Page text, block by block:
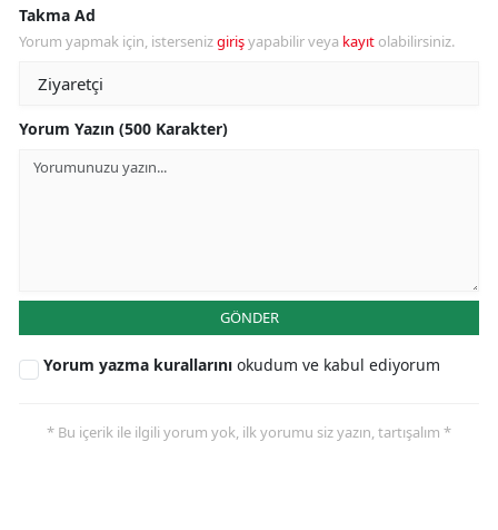
Takma Ad
Yorum yapmak için, istersenizgirişyapabilir veya kayıt olabilirsiniz.
Yorum Yazın (500 Karakter)
GÖNDER
Yorum yazma kurallarını okudum ve kabul ediyorum
* Bu içerik ile ilgili yorum yok, ilk yorumu siz yazın, tartışalım *